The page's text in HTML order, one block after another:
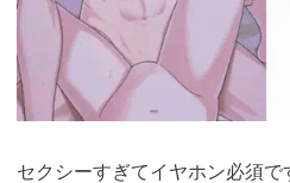
セクシーすぎてイヤホン必須で